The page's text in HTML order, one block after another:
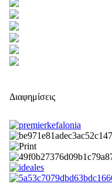
Διαφημίσεις